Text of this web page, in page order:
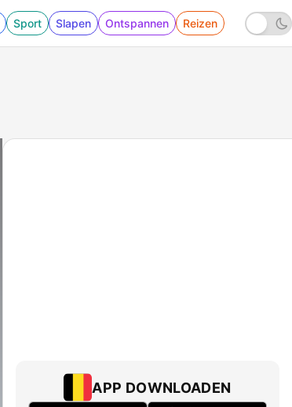
Sport Slapen Ontspannen Reizen
APP DOWNLOADEN